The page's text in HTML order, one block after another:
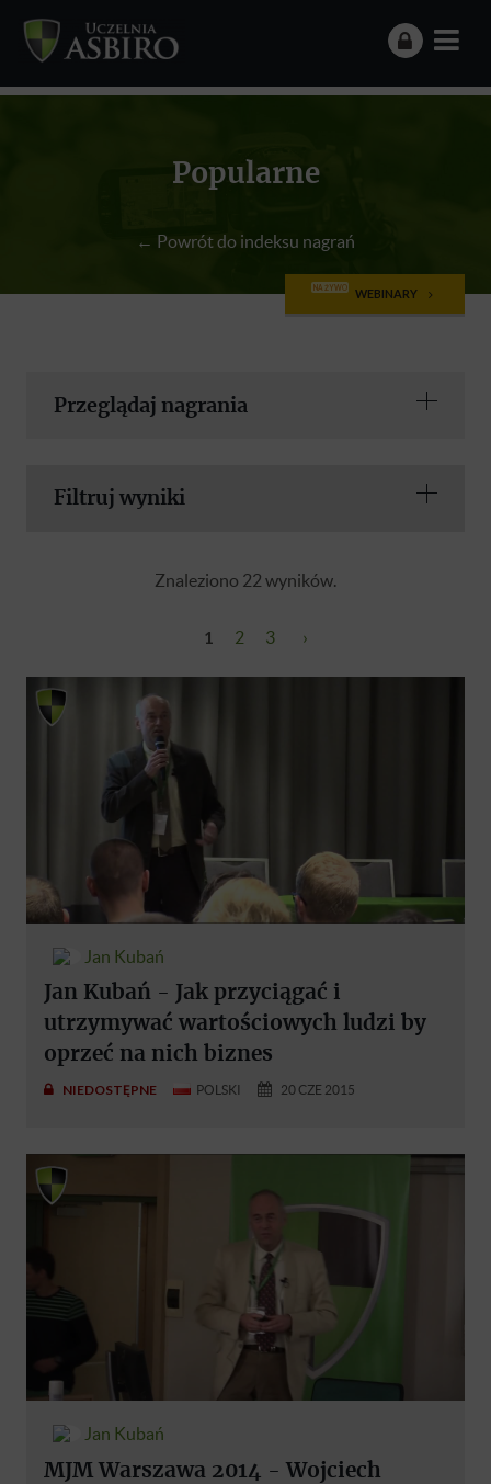
Popularne
← Powrót do indeksu nagrań
NA ŻYWO WEBINARY
Przeglądaj nagrania
Filtruj wyniki
Znaleziono 22 wyników.
1 2 3 ›
Jan Kubań
Jan Kubań - Jak przyciągać i
utrzymywać wartościowych ludzi by
oprzeć na nich biznes
NIEDOSTĘPNE POLSKI 20 CZE 2015
Jan Kubań
MJM Warszawa 2014 - Wojciech